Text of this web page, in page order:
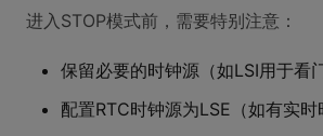
进入STOP模式前，需要特别注意：
保留必要的时钟源（如LSI用于看
配置RTC时钟源为LSE（如有实时